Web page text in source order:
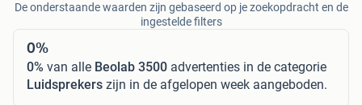
De onderstaande waarden zijn gebaseerd op je zoekopdracht en de
ingestelde filters
0%
0% van alle Beolab 3500 advertenties in de categorie
Luidsprekers zijn in de afgelopen week aangeboden.